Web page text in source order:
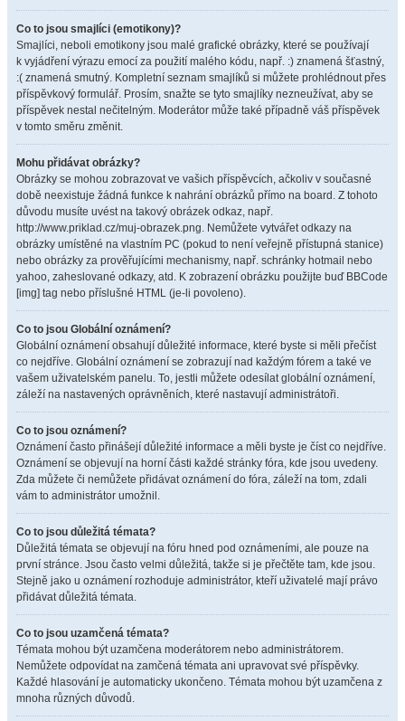
Co to jsou smajlíci (emotikony)?
Smajlíci, neboli emotikony jsou malé grafické obrázky, které se používají
k vyjádření výrazu emocí za použití malého kódu, např. :) znamená šťastný,
:( znamená smutný. Kompletní seznam smajlíků si můžete prohlédnout přes
příspěvkový formulář. Prosím, snažte se tyto smajlíky nezneužívat, aby se
příspěvek nestal nečitelným. Moderátor může také případně váš příspěvek
v tomto směru změnit.
Mohu přidávat obrázky?
Obrázky se mohou zobrazovat ve vašich příspěvcích, ačkoliv v současné
době neexistuje žádná funkce k nahrání obrázků přímo na board. Z tohoto
důvodu musíte uvést na takový obrázek odkaz, např.
http://www.priklad.cz/muj-obrazek.png. Nemůžete vytvářet odkazy na
obrázky umístěné na vlastním PC (pokud to není veřejně přístupná stanice)
nebo obrázky za prověřujícími mechanismy, např. schránky hotmail nebo
yahoo, zaheslované odkazy, atd. K zobrazení obrázku použijte buď BBCode
[img] tag nebo příslušné HTML (je-li povoleno).
Co to jsou Globální oznámení?
Globální oznámení obsahují důležité informace, které byste si měli přečíst
co nejdříve. Globální oznámení se zobrazují nad každým fórem a také ve
vašem uživatelském panelu. To, jestli můžete odesílat globální oznámení,
záleží na nastavených oprávněních, které nastavují administrátoři.
Co to jsou oznámení?
Oznámení často přinášejí důležité informace a měli byste je číst co nejdříve.
Oznámení se objevují na horní části každé stránky fóra, kde jsou uvedeny.
Zda můžete či nemůžete přidávat oznámení do fóra, záleží na tom, zdali
vám to administrátor umožnil.
Co to jsou důležitá témata?
Důležitá témata se objevují na fóru hned pod oznámeními, ale pouze na
první stránce. Jsou často velmi důležitá, takže si je přečtěte tam, kde jsou.
Stejně jako u oznámení rozhoduje administrátor, kteří uživatelé mají právo
přidávat důležitá témata.
Co to jsou uzamčená témata?
Témata mohou být uzamčena moderátorem nebo administrátorem.
Nemůžete odpovídat na zamčená témata ani upravovat své příspěvky.
Každé hlasování je automaticky ukončeno. Témata mohou být uzamčena z
mnoha různých důvodů.